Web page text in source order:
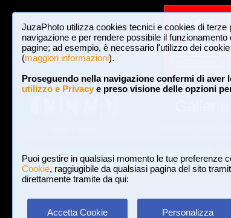
JuzaPhoto utilizza cookies tecnici e cookies di terze
navigazione e per rendere possibile il funzionamento
pagine; ad esempio, è necessario l'utilizzo dei
(maggiori informazioni).
Proseguendo nella navigazione confermi di aver
utilizzo e Privacye preso visione delle opzioni
Puoi gestire in qualsiasi momento le tue preferenze
Cookie, raggiugibile da qualsiasi pagina del sito
direttamente tramite da qui:
Accetta Cookie Personalizza
Login Iscriviti a JuzaPhoto!